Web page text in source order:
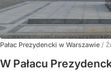
Pałac Prezydencki w Warszawie /
W Pałacu